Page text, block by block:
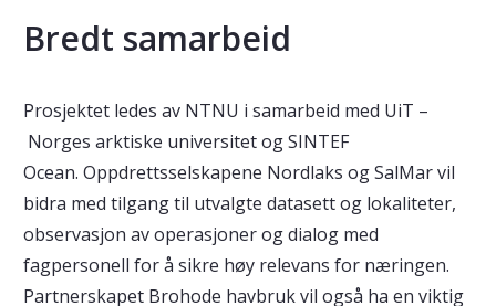
Bredt samarbeid
Prosjektet ledes av NTNU i samarbeid med UiT –
Norges arktiske universitet og SINTEF
Ocean. Oppdrettsselskapene Nordlaks og SalMar vil
bidra med tilgang til utvalgte datasett og lokaliteter,
observasjon av operasjoner og dialog med
fagpersonell for å sikre høy relevans for næringen.
Partnerskapet Brohode havbruk vil også ha en viktig